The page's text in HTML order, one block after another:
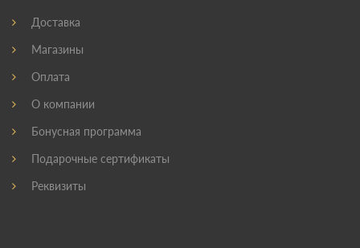
Доставка
Магазины
Оплата
О компании
Бонусная программа
Подарочные сертификаты
Реквизиты